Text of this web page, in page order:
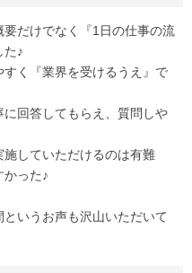
要だけでなく『1日の仕事の流
た♪
すく『業界を受けるうえ』で
に回答してもらえ、質問しや
施していただけるのは有難
かった♪
いうお声も沢山いただいて